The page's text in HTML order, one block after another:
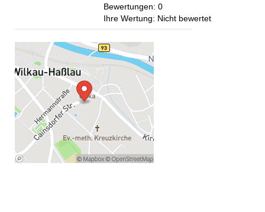
Bewertungen: 0
Ihre Wertung: Nicht bewertet